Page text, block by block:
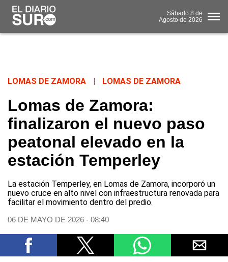
Sábado 8 de
Agosto de 2026
LOMAS DE ZAMORA LOMAS DE ZAMORA
Lomas de Zamora:
finalizaron el nuevo paso
peatonal elevado en la
estación Temperley
La estación Temperley, en Lomas de Zamora, incorporó un
nuevo cruce en alto nivel con infraestructura renovada para
facilitar el movimiento dentro del predio.
06 DE MAYO DE 2026 - 08:40